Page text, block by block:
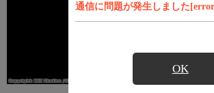
通信に問題が発生しました
OK